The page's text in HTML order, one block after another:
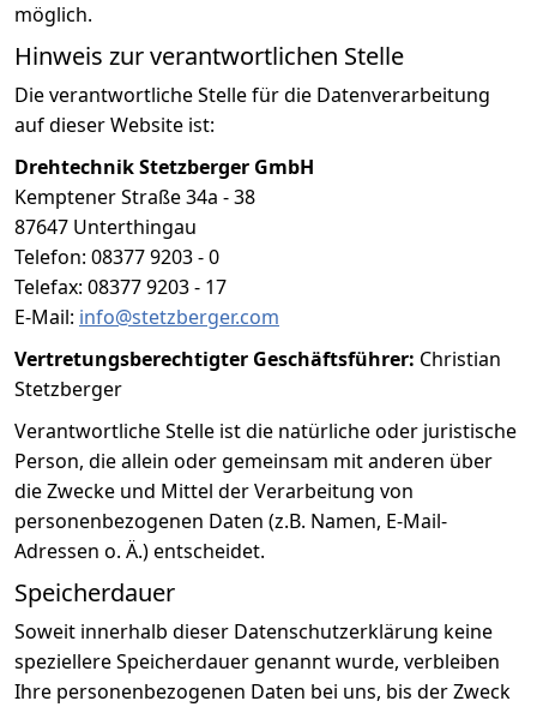
möglich.
Hinweis zur verantwortlichen Stelle
Die verantwortliche Stelle für die Datenverarbeitung
auf dieser Website ist:
Drehtechnik Stetzberger GmbH
Kemptener Straße 34a - 38
87647 Unterthingau
Telefon: 08377 9203 - 0
Telefax: 08377 9203 - 17
E-Mail: info@stetzberger.com
Vertretungsberechtigter Geschäftsführer: Christian
Stetzberger
Verantwortliche Stelle ist die natürliche oder juristische
Person, die allein oder gemeinsam mit anderen über
die Zwecke und Mittel der Verarbeitung von
personenbezogenen Daten (z.B. Namen, E-Mail-
Adressen o. Ä.) entscheidet.
Speicherdauer
Soweit innerhalb dieser Datenschutzerklärung keine
speziellere Speicherdauer genannt wurde, verbleiben
Ihre personenbezogenen Daten bei uns, bis der Zweck